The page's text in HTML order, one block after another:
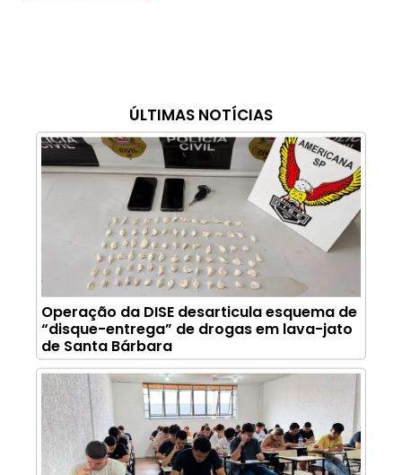
ÚLTIMAS NOTÍCIAS
Operação da DISE desarticula esquema de
“disque-entrega” de drogas em lava-jato
de Santa Bárbara